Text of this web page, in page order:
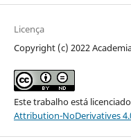
Licença
Copyright (c) 2022
Este trabalho está
Attribution-NoDerivatives